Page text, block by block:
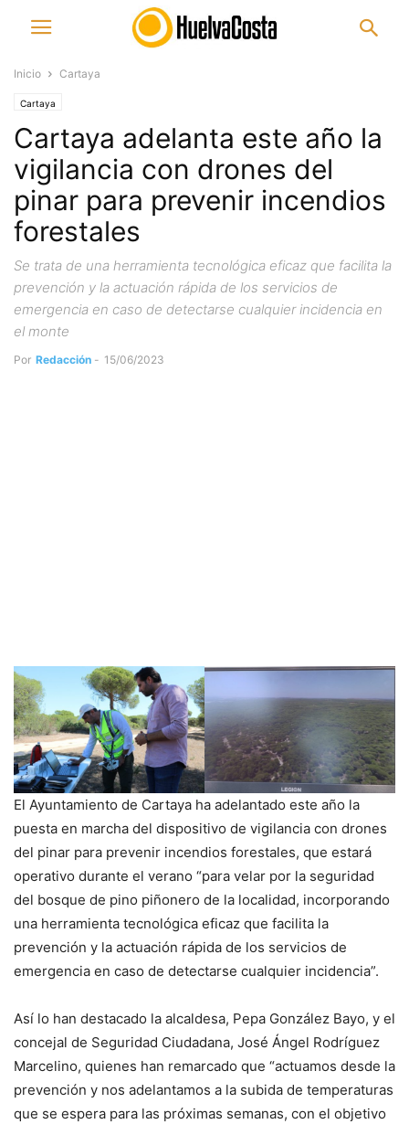
Inicio Cartaya
Cartaya
Cartaya adelanta este año la
vigilancia con drones del
pinar para prevenir incendios
forestales
Se trata de una herramienta tecnológica eficaz que facilita la
prevención y la actuación rápida de los servicios de
emergencia en caso de detectarse cualquier incidencia en
el monte
Por Redacción - 15/06/2023
El Ayuntamiento de Cartaya ha adelantado este año la
puesta en marcha del dispositivo de vigilancia con drones
del pinar para prevenir incendios forestales, que estará
operativo durante el verano “para velar por la seguridad
del bosque de pino piñonero de la localidad, incorporando
una herramienta tecnológica eficaz que facilita la
prevención y la actuación rápida de los servicios de
emergencia en caso de detectarse cualquier incidencia”.
Así lo han destacado la alcaldesa, Pepa González Bayo, y el
concejal de Seguridad Ciudadana, José Ángel Rodríguez
Marcelino, quienes han remarcado que “actuamos desde la
prevención y nos adelantamos a la subida de temperaturas
que se espera para las próximas semanas, con el objetivo